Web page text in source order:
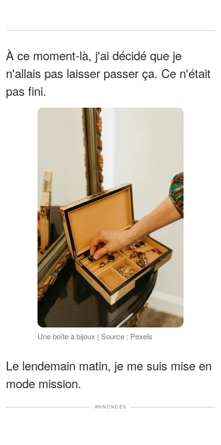
À ce moment-là, j'ai décidé que je
n'allais pas laisser passer ça. Ce n'était
pas fini.
Une boîte à bijoux | Source : Pexels
Le lendemain matin, je me suis mise en
mode mission.
ANNONCES